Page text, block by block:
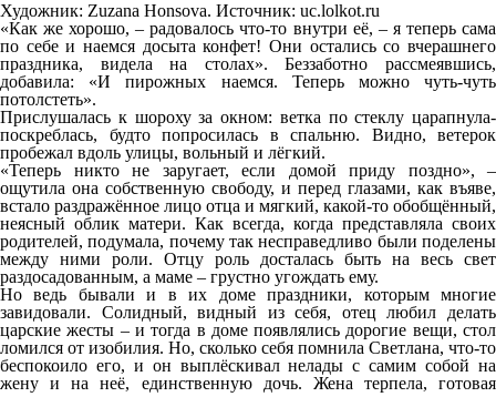
Художник: Zuzana Honsova. Источник: uc.lolkot.ru
«Как же хорошо, – радовалось что-то внутри её, – я теперь сама
по себе и наемся досыта конфет! Они остались со вчерашнего
праздника, видела на столах». Беззаботно рассмеявшись,
добавила: «И пирожных наемся. Теперь можно чуть-чуть
потолстеть».
Прислушалась к шороху за окном: ветка по стеклу царапнула-
поскреблась, будто попросилась в спальню. Видно, ветерок
пробежал вдоль улицы, вольный и лёгкий.
«Теперь никто не заругает, если домой приду поздно», –
ощутила она собственную свободу, и перед глазами, как въяве,
встало раздражённое лицо отца и мягкий, какой-то обобщённый,
неясный облик матери. Как всегда, когда представляла своих
родителей, подумала, почему так несправедливо были поделены
между ними роли. Отцу роль досталась быть на весь свет
раздосадованным, а маме – грустно угождать ему.
Но ведь бывали и в их доме праздники, которым многие
завидовали. Солидный, видный из себя, отец любил делать
царские жесты – и тогда в доме появлялись дорогие вещи, стол
ломился от изобилия. Но, сколько себя помнила Светлана, что-то
беспокоило его, и он выплёскивал нелады с самим собой на
жену и на неё, единственную дочь. Жена терпела, готовая